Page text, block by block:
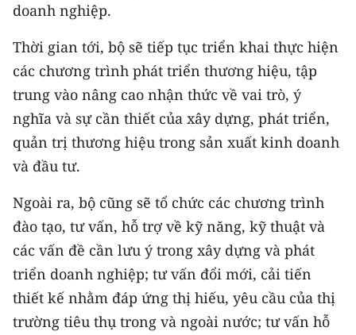
doanh nghiệp.
Thời gian tới, bộ sẽ tiếp tục triển khai thực hiện
các chương trình phát triển thương hiệu, tập
trung vào nâng cao nhận thức về vai trò, ý
nghĩa và sự cần thiết của xây dựng, phát triển,
quản trị thương hiệu trong sản xuất kinh doanh
và đầu tư.
Ngoài ra, bộ cũng sẽ tổ chức các chương trình
đào tạo, tư vấn, hỗ trợ về kỹ năng, kỹ thuật và
các vấn đề cần lưu ý trong xây dựng và phát
triển doanh nghiệp; tư vấn đổi mới, cải tiến
thiết kế nhằm đáp ứng thị hiếu, yêu cầu của thị
trường tiêu thụ trong và ngoài nước; tư vấn hỗ